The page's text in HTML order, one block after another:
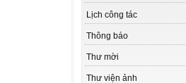
Lịch công tác
Thông báo
Thư mời
Thư viện ảnh